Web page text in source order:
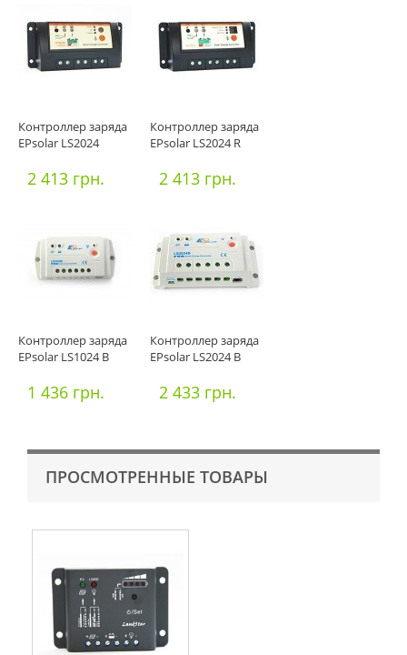
Контроллер заряда
EPsolar LS2024
2 413 грн.
Контроллер заряда
EPsolar LS2024 R
2 413 грн.
Контроллер заряда
EPsolar LS1024 B
1 436 грн.
Контроллер заряда
EPsolar LS2024 B
2 433 грн.
ПРОСМОТРЕННЫЕ ТОВАРЫ